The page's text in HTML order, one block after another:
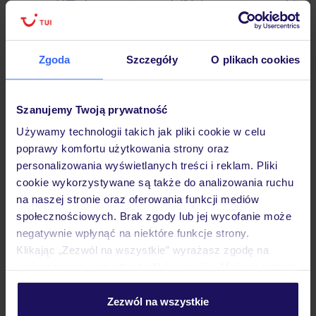
Zgoda Szczegóły O plikach cookies
Szanujemy Twoją prywatność
Używamy technologii takich jak pliki cookie w celu
poprawy komfortu użytkowania strony oraz
personalizowania wyświetlanych treści i reklam. Pliki
cookie wykorzystywane są także do analizowania ruchu
na naszej stronie oraz oferowania funkcji mediów
społecznościowych. Brak zgody lub jej wycofanie może
negatywnie wpłynąć na niektóre funkcje strony.
Klikając „Zezwól na wszystkie” wyrażasz zgodę na
personalizować swój wybór wchodząc w zakładkę
Zezwól na wszystkie
Lider niskich cen 30 lat w
Hotel
Opinie
Wyżywienie